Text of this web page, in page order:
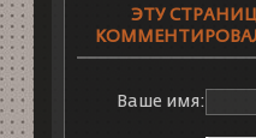
ЭТУ
Ваше имя: